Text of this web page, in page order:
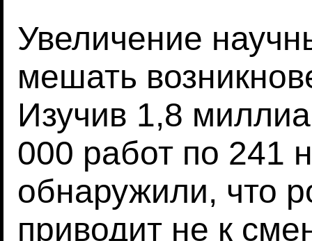
Увеличение
мешать
Изучив 1,8
000 работ по 241
обнаружили, что
приводит не к